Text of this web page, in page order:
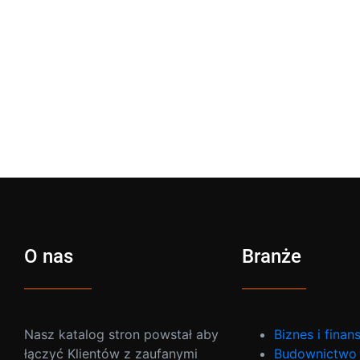
O nas
Nasz katalog stron powstał aby
łączyć Klientów z zaufanymi
Branże
Biznes i
Budownictwo